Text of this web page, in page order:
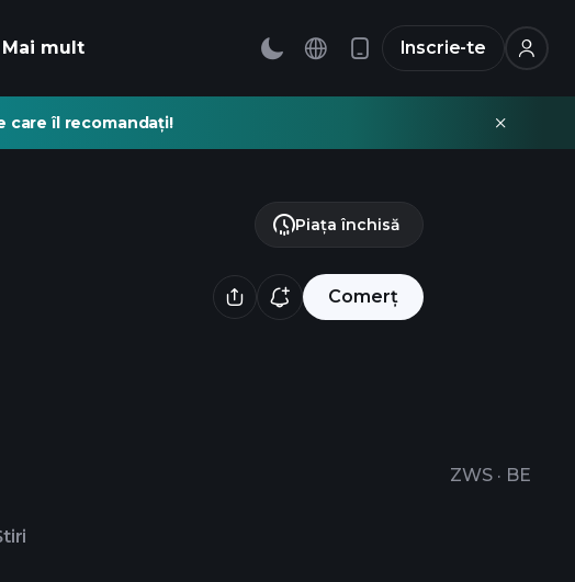
Mai mult Inscrie-te
care îl recomandați!
Comerț
ZWS · BE
Piața închisă